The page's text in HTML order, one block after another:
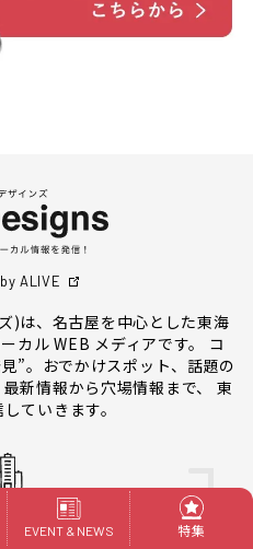
ALIVE
)は、名古屋を中心とした東海
カル WEB メディアです。 コ
”。おでかけスポット、話題の
新情報から穴場情報まで、 東
ていきます。
舗様へ
EVENT & NEWS 特集